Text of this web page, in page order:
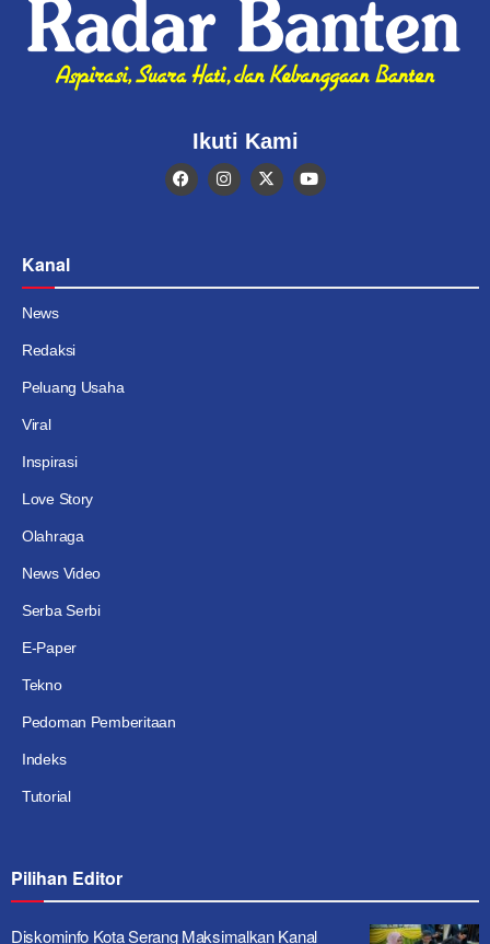
Ikuti Kami
Kanal
News
Redaksi
Peluang Usaha
Viral
Inspirasi
Love Story
Olahraga
News Video
Serba Serbi
E-Paper
Tekno
Pedoman Pemberitaan
Indeks
Tutorial
Pilihan Editor
Diskominfo Kota Serang Maksimalkan Kanal